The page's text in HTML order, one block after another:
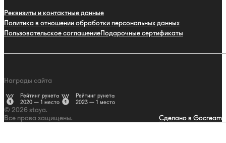
Реквизиты и контактные данные
Политика в отношении обработки персональных данных
Пользовательское соглашениеПодарочные сертификаты
Награды сайта
Рейтинг рунета
2020 — 1 место
Рейтинг рунета
2023 — 1 место
© 2026 staya.
Все права защищены.
Сделано в Gocream